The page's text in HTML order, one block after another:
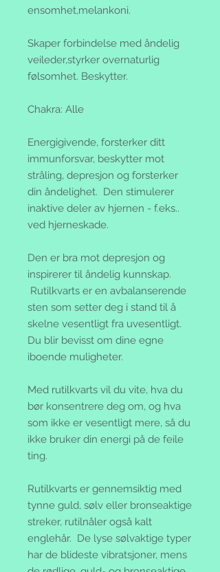
ensomhet,melankoni.
Skaper forbindelse med åndelig
veileder,styrker overnaturlig
følsomhet. Beskytter.
Chakra: Alle
Energigivende, forsterker ditt
immunforsvar, beskytter mot
stråling, depresjon og forsterker
din åndelighet. Den stimulerer
inaktive deler av hjernen - f.eks..
ved hjerneskade.
Den er bra mot depresjon og
inspirerer til åndelig kunnskap.
Rutilkvarts er en avbalanserende
sten som setter deg i stand til å
skelne vesentligt fra uvesentligt.
Du blir bevisst om dine egne
iboende muligheter.
Med rutilkvarts vil du vite, hva du
bør konsentrere deg om, og hva
som ikke er vesentligt mere, så du
ikke bruker din energi på de feile
ting.
Rutilkvarts er gennemsiktig med
tynne guld, sølv eller bronseaktige
streker, rutilnåler også kalt
englehår. De lyse sølvaktige typer
har de blideste vibratsjoner, mens